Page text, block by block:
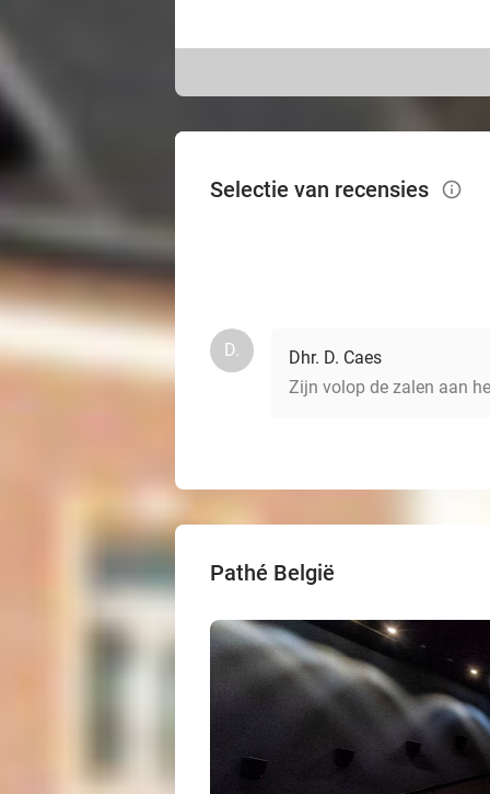
Selectie van recensies info_outlined
D.
Dhr. D. Caes
Zijn volop de zalen aan
Pathé België